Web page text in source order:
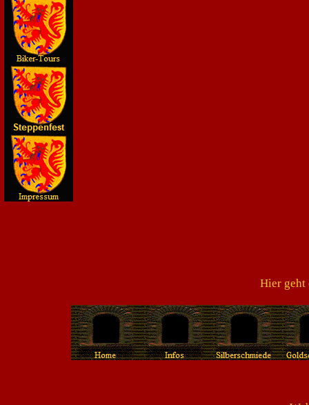
Hier geht